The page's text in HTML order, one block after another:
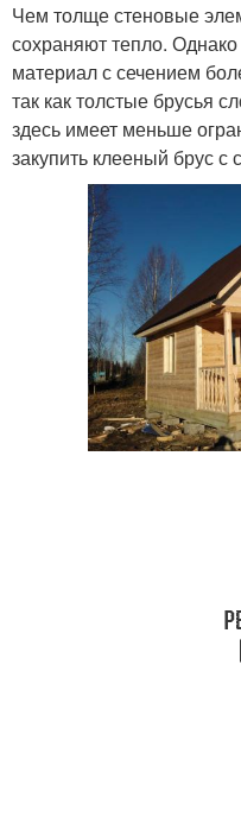
Чем толще стеновые
сохраняют тепло.
материал с сечением
так как толстые брусья
здесь имеет меньше
закупить клееный брус